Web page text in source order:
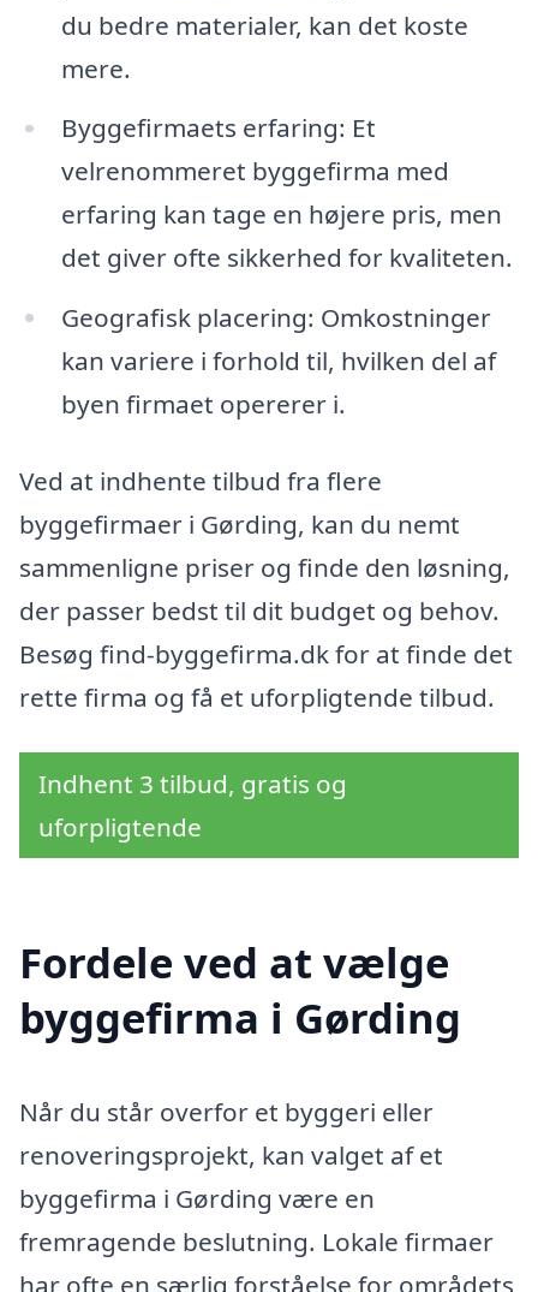
du bedre materialer, kan det koste
mere.
Byggefirmaets erfaring: Et
velrenommeret byggefirma med
erfaring kan tage en højere pris, men
det giver ofte sikkerhed for kvaliteten.
Geografisk placering: Omkostninger
kan variere i forhold til, hvilken del af
byen firmaet opererer i.
Ved at indhente tilbud fra flere
byggefirmaer i Gørding, kan du nemt
sammenligne priser og finde den løsning,
der passer bedst til dit budget og behov.
Besøg find-byggefirma.dk for at finde det
rette firma og få et uforpligtende tilbud.
Indhent 3 tilbud, gratis og
uforpligtende
Fordele ved at vælge
byggefirma i Gørding
Når du står overfor et byggeri eller
renoveringsprojekt, kan valget af et
byggefirma i Gørding være en
fremragende beslutning. Lokale firmaer